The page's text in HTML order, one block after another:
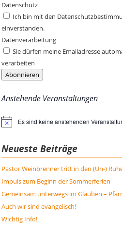
Datenschutz
Ich bin mit den
einverstanden.
Datenverarbeitung
Sie dürfen meine Emailadresse
verarbeiten
Abonnieren
Anstehende Veranstaltungen
HinweisEs sind keine anstehenden
Neueste Beiträge
Pastor Weinbrenner tritt in den (Un-)
Impuls zum Beginn der Sommerferien
Gemeinsam unterwegs im Glauben –
Auch wir sind evangelisch!
Wichtig Info!